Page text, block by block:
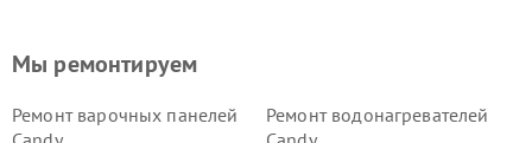
Мы ремонтируем
Ремонт варочных панелей
Ремонт водонагревателей